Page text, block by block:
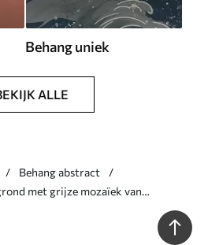
Behang uniek
ALLE
Behang abstract
met grijze mozaïek van